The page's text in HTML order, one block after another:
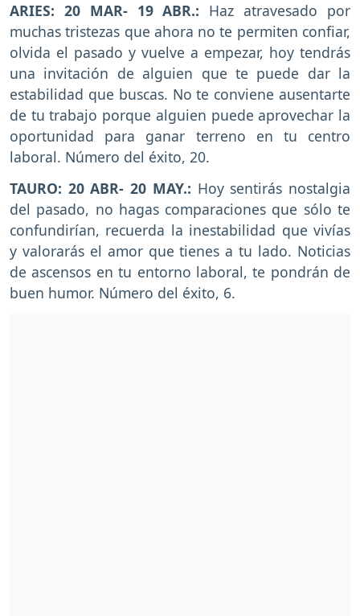
ARIES: 20 MAR- 19 ABR.: Haz atravesado por
muchas tristezas que ahora no te permiten confiar,
olvida el pasado y vuelve a empezar, hoy tendrás
una invitación de alguien que te puede dar la
estabilidad que buscas. No te conviene ausentarte
de tu trabajo porque alguien puede aprovechar la
oportunidad para ganar terreno en tu centro
laboral. Número del éxito, 20.
TAURO: 20 ABR- 20 MAY.: Hoy sentirás nostalgia
del pasado, no hagas comparaciones que sólo te
confundirían, recuerda la inestabilidad que vivías
y valorarás el amor que tienes a tu lado. Noticias
de ascensos en tu entorno laboral, te pondrán de
buen humor. Número del éxito, 6.